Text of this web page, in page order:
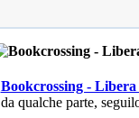
Bookcrossing -
da qualche parte,